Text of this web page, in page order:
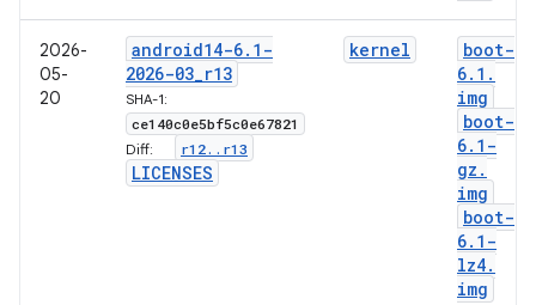
2026-
05-
20
android14-6. 1-
2026-03_r13
SHA-1:
ce140c0e5bf5c0e67821
Diff: r12. . r13
LICENSES
kernel
boot-
6. 1 .
img
boot-
6. 1-
gz .
img
boot-
6. 1-
lz4.
img